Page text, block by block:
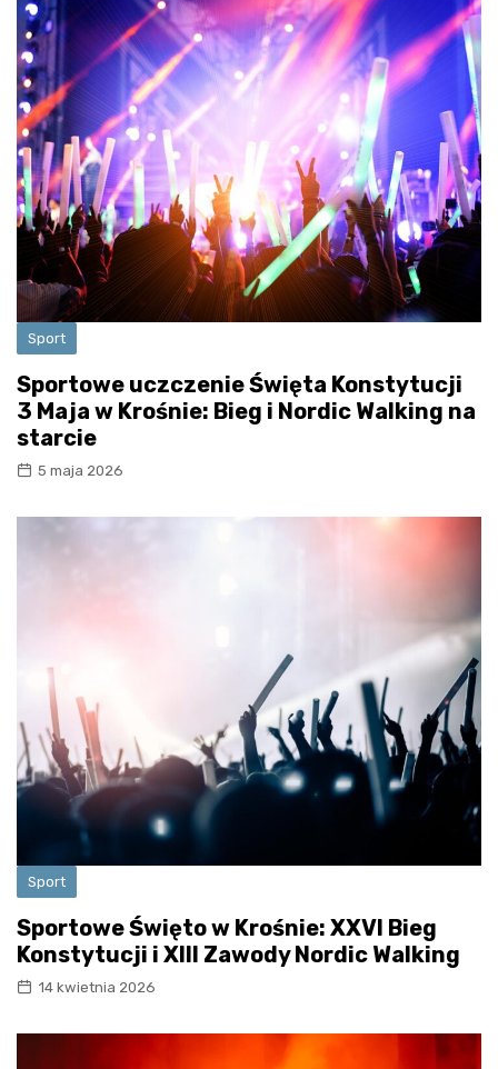
Sport
Sportowe uczczenie Święta Konstytucji
3 Maja w Krośnie: Bieg i Nordic Walking na
starcie
5 maja 2026
Sport
Sportowe Święto w Krośnie: XXVI Bieg
Konstytucji i XIII Zawody Nordic Walking
14 kwietnia 2026